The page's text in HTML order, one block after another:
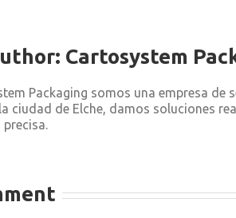
Cartosystem
Packaging somos una empresa de
ciudad de Elche, damos soluciones
precisa.